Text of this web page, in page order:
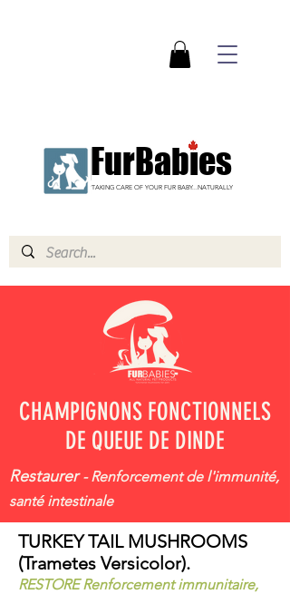
TAKING CARE OF YOUR FUR BABY...NATURALLY
FurBabies
CHAMPIGNONS FONCTIONNELS
DE QUEUE DE DINDE
Restaurer - Renforcement de l'immunité,
santé intestinale
TURKEY TAIL MUSHROOMS
(Trametes Versicolor).
RESTORE Renforcement immunitaire,